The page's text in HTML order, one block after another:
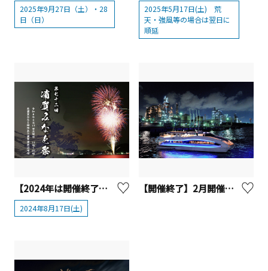
2025年9月27日（土）・28
日（日）
2025年5月17日(土) 荒
天・強風等の場合は翌日に
順延
【2024年は開催終了】第72回（令和6年度）浦賀みなと祭
2024年8月17日(土)
【開催終了】2月開催！工場夜景＆花火クルーズ